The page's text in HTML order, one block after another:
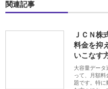
関連記事
ＪＣＮ株
料金を抑
いこなす
大容量データ
って、月額料
題です。特に